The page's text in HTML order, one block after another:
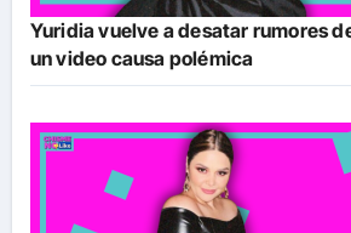
Yuridia vuelve a desatar rumores
un video causa polémica